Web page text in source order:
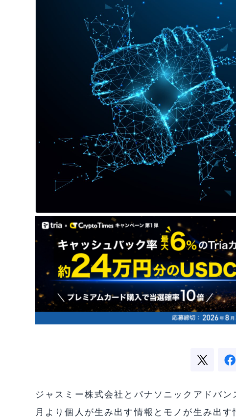
ジャスミー株式会社とパナソニックアドバ
月より個人が生み出す情報とモノが生み出